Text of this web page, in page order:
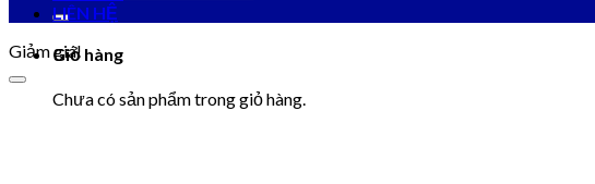
kiếm:
Giỏ hàng
Chưa có sản phẩm trong giỏ hàng.
LIÊN HỆ
Giảm giá!